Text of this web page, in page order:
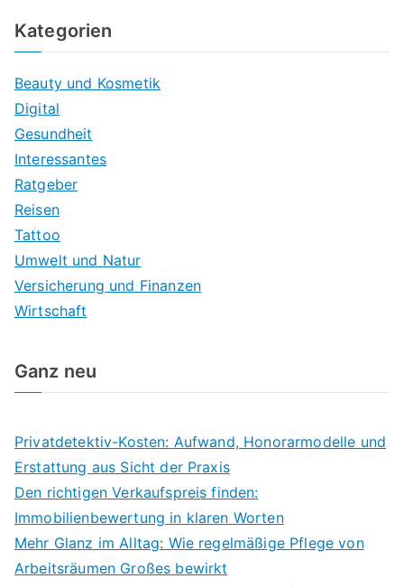
Kategorien
Beauty und Kosmetik
Digital
Gesundheit
Interessantes
Ratgeber
Reisen
Tattoo
Umwelt und Natur
Versicherung und Finanzen
Wirtschaft
Ganz neu
Privatdetektiv-Kosten: Aufwand, Honorarmodelle und
Erstattung aus Sicht der Praxis
Den richtigen Verkaufspreis finden:
Immobilienbewertung in klaren Worten
Mehr Glanz im Alltag: Wie regelmäßige Pflege von
Arbeitsräumen Großes bewirkt